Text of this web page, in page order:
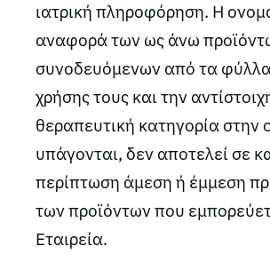
ιατρική πληροφόρηση. Η
αναφορά των ως άνω
συνοδευόμενων από τα
χρήσης τους και την
θεραπευτική κατηγορία στην
υπάγονται, δεν αποτελεί σε
περίπτωση άμεση ή έμμεση
των προϊόντων που
Εταιρεία.